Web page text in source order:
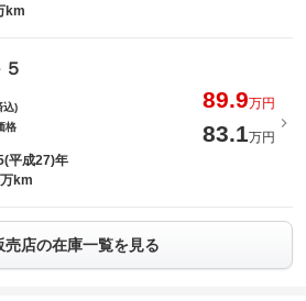
km
込)
89.9万円
格
83.1万円
平成27)年
km
売店の在庫一覧を見る